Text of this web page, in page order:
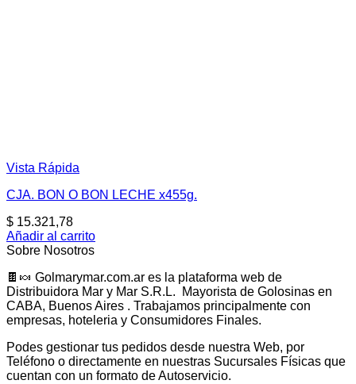
Vista Rápida
CJA. BON O BON LECHE x455g.
$ 15.321,78
Añadir al carrito
Sobre Nosotros
🍫🍬 Golmarymar.com.ar es la plataforma web de
Distribuidora Mar y Mar S.R.L. Mayorista de Golosinas en
CABA, Buenos Aires . Trabajamos principalmente con
empresas, hoteleria y Consumidores Finales.
Podes gestionar tus pedidos desde nuestra Web, por
Teléfono o directamente en nuestras Sucursales Físicas que
cuentan con un formato de Autoservicio.